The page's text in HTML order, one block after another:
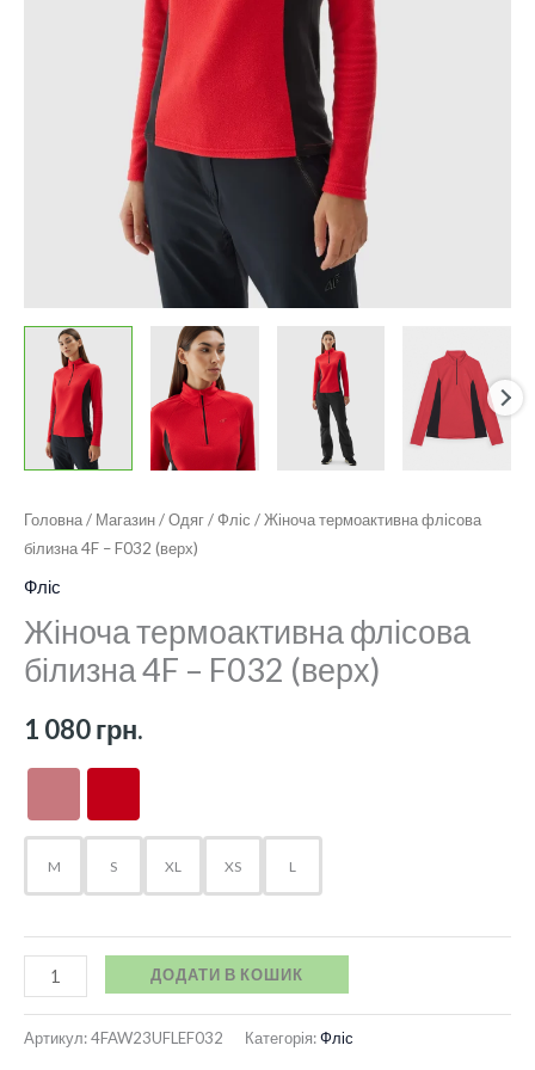
Головна/ Магазин/Одяг/Фліс / Жіноча термоактивна флісова
білизна 4F – F032 (верх)
Фліс
Жіноча термоактивна флісова
білизна 4F – F032 (верх)
1 080грн.
M S XL XS L
ДОДАТИ В КОШИК
Артикул:4FAW23UFLEF032 Категорія:Фліс